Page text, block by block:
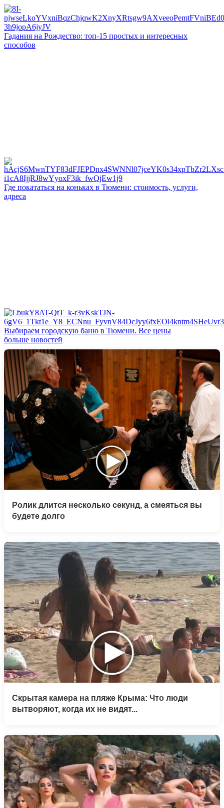
Гадания на Рождество: топ-15 простых и интересных
способов
Где покататься на коньках в Тюмени: стоимость, услуги,
адреса
Выбираем городскую баню в Тюмени. Все цены
больше новостей
Ролик длится несколько секунд, а смеяться вы
будете долго
Скрытая камера на пляже Крыма: Что люди
вытворяют, когда их не видят...